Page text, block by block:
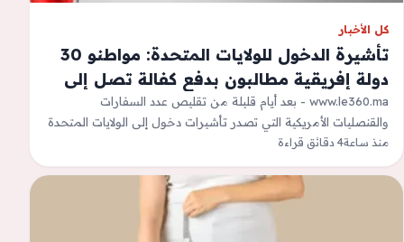
كل الأخبار
تأشيرة الدخول للولايات المتحدة: مواطنو 30
دولة إفريقية مطالبون بدفع كفالة تصل إلى
20 ألف دولار
www.le360.ma - بعد أيام قليلة من تقليص عدد السفارات
والقنصليات الأمريكية التي تصدر تأشيرات دخول إلى الولايات المتحدة
في القارة الإفريقية بشكل…
منذ ساعة4 دقائق قراءة